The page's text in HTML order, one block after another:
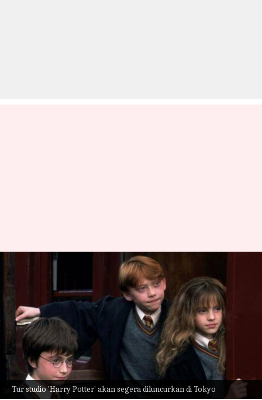
Tur studio 'Harry Potter' akan segera diluncurkan di Tokyo
Tur studio 'Harry Potter'
terbesar bakal hadir di Tokyo
menulis Taufiq Al Jufri Mar 16, 2023 01:40 pm
Apa ceritanya
PopularitasHarry Potter
tampaknya tidak
pernah berhenti dan seiring berjalannya waktu,
semua Potterhead menunggu surat mereka dari